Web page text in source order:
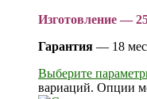
Изготовление —
Гарантия — 18
Выберите
вариаций. Опции